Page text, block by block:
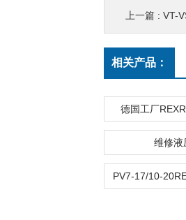
上一篇 : VT-
相关产品：
德国工厂
维修液